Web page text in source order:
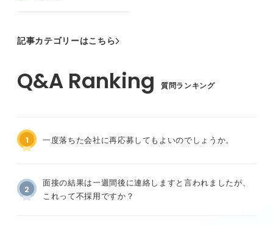
記事カテゴリーはこちら
質問ランキング
1 一度落ちた会社に再応募してもよいのでしょうか。
2
面接の結果は一週間後に連絡しますと言われましたが、
これって不採用ですか？